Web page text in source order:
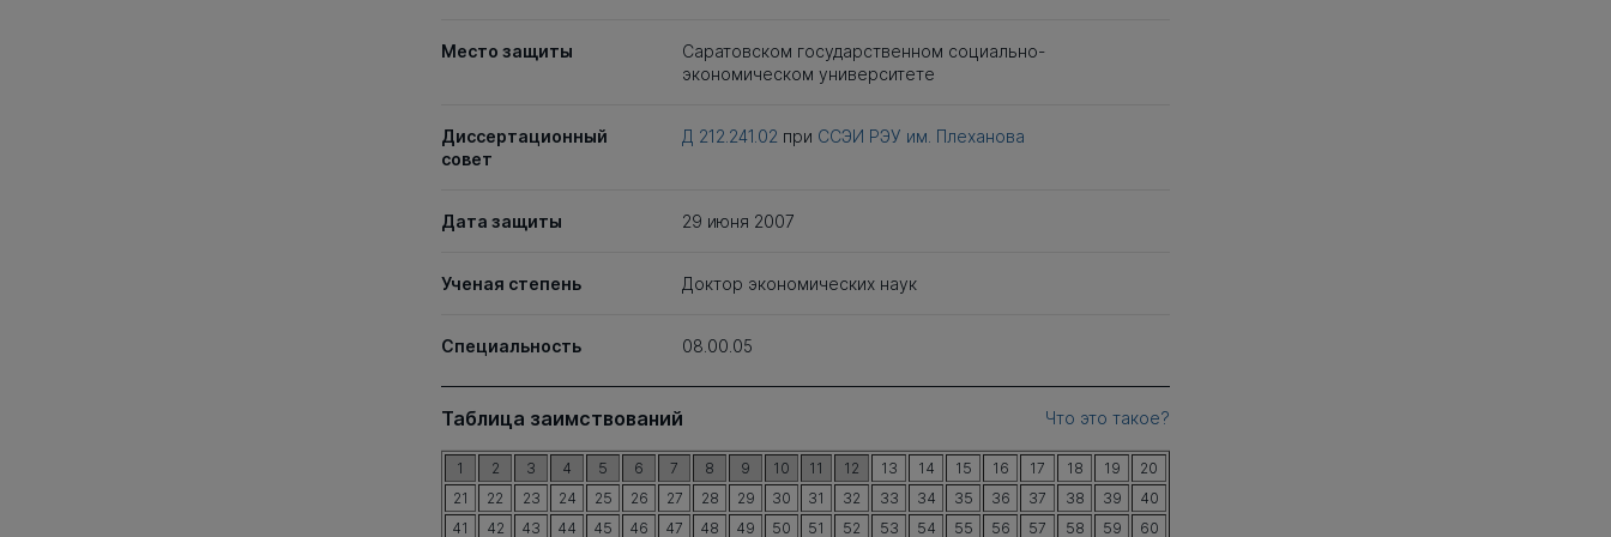
Место защиты
Саратовском государственном социально-
экономическом университете
Диссертационный
совет
Д 212.241.02 при ССЭИ РЭУ им. Плеханова
Дата защиты 29 июня 2007
Ученая степень Доктор экономических наук
Специальность 08.00.05
Таблица заимствований Что это такое?
1 2 3 4 5 6 7 8 9 10 11 12 13 14 15 16 17 18 19
20
21
22 23 24 25 26 27 28 29 30 31 32 33 34 35 36 37 38 39
40
41
42 43 44 45 46 47 48 49 50 51 52 53 54 55 56 57 58 59
60